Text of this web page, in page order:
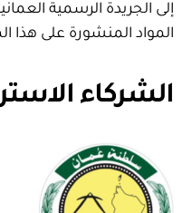
إلى الجريدة الرسمية
المواد المنشورة على هذا
الشركاء